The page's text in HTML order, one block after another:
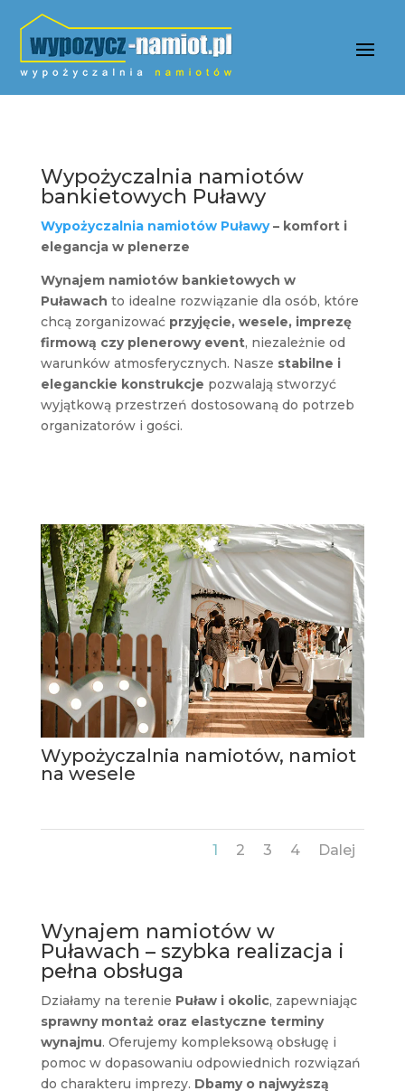
Wypożyczalnia namiotów
bankietowych Puławy
Wypożyczalnia namiotów Puławy– komfort i
elegancja w plenerze
Wynajem namiotów bankietowych w
Puławach to idealne rozwiązanie dla osób, które
chcą zorganizować przyjęcie, wesele, imprezę
firmową czy plenerowy event, niezależnie od
warunków atmosferycznych. Nasze stabilne i
eleganckie konstrukcje pozwalają stworzyć
wyjątkową przestrzeń dostosowaną do potrzeb
organizatorów i gości.
Wypożyczalnia namiotów, namiot
na wesele
1 2 3 4 Dalej
Wynajem namiotów w
Puławach – szybka realizacja i
pełna obsługa
Działamy na terenie Puław i okolic, zapewniając
sprawny montaż oraz elastyczne terminy
wynajmu. Oferujemy kompleksową obsługę i
pomoc w dopasowaniu odpowiednich rozwiązań
do charakteru imprezy. Dbamy o najwyższą